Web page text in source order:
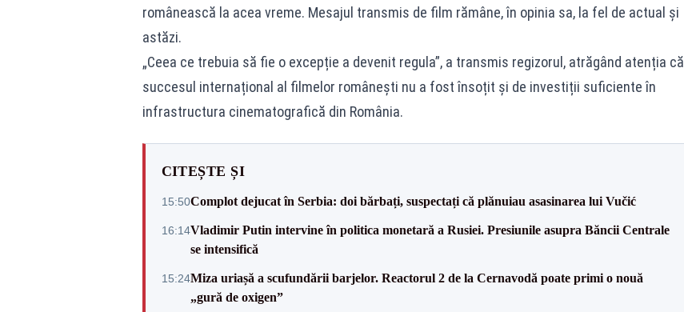
românească la acea vreme. Mesajul transmis de film rămâne, în opinia sa, la fel de actual și
astăzi.
„Ceea ce trebuia să fie o excepție a devenit regula”, a transmis regizorul, atrăgând atenția că
succesul internațional al filmelor românești nu a fost însoțit și de investiții suficiente în
infrastructura cinematografică din România.
CITEȘTE ȘI
15:50Complot dejucat în Serbia: doi bărbați, suspectați că plănuiau asasinarea lui Vučić
16:14Vladimir Putin intervine în politica monetară a Rusiei. Presiunile asupra Băncii Centrale
se intensifică
15:24Miza uriașă a scufundării barjelor. Reactorul 2 de la Cernavodă poate primi o nouă
„gură de oxigen”